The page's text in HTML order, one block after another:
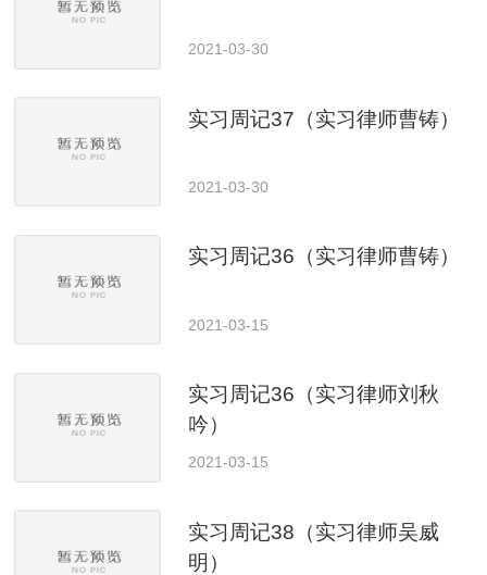
2021-03-30
实习周记37（实习律师曹铸）
2021-03-30
实习周记36（实习律师曹铸）
2021-03-15
实习周记36（实习律师刘秋
吟）
2021-03-15
实习周记38（实习律师吴威
明）